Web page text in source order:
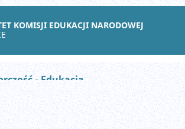
KOMISJI EDUKACJI NARODOWEJ
- Edukacja